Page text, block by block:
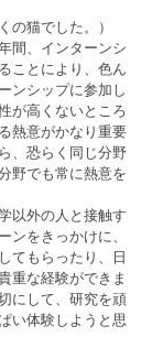
の猫でした。）
間、インターンシ
ことにより、色ん
ンシップに参加し
が高くないところ
熱意がかなり重要
、恐らく同じ分野
野でも常に熱意を
以外の人と接触す
ンをきっかけに、
てもらったり、日
重な経験ができま
にして、研究を頑
い体験しようと思